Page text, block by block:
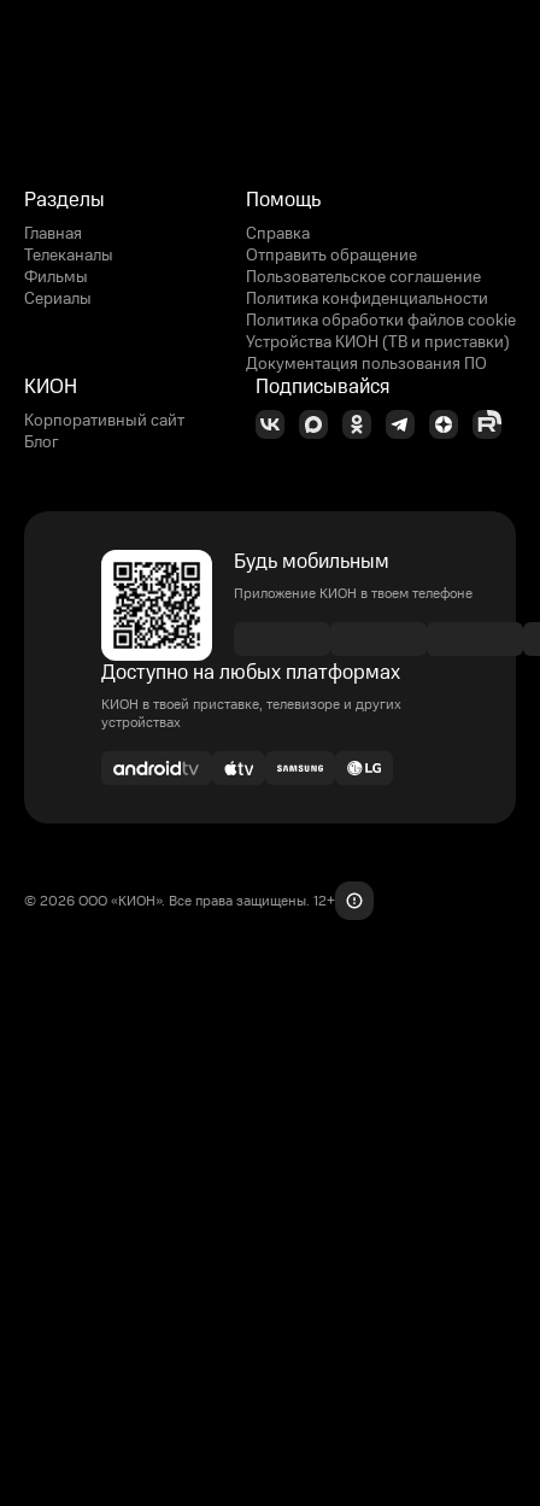
Разделы
Главная
Телеканалы
Фильмы
Сериалы
Помощь
Справка
Отправить обращение
Пользовательское соглашение
Политика конфиденциальности
Политика обработки файлов cookie
Устройства КИОН (ТВ и приставки)
Документация пользования ПО
КИОН
Корпоративный сайт
Блог
Подписывайся
Будь мобильным
Приложение КИОН в твоем телефоне
Доступно на любых платформах
КИОН в твоей приставке, телевизоре и других
устройствах
© 2026 ООО «КИОН». Все права защищены. 12+